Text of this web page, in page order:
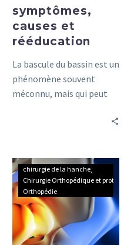
symptômes,
causes et
rééducation
La bascule du bassin est un
phénomène souvent
méconnu, mais qui peut
Les
différentes
techniques
de
chirurgie
de
chirurgie de la hanche
Chirurgie Orthopédique et prothétique
Orthopédie